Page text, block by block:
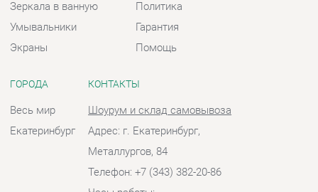
Металлургов, 84
Телефон: +7 (343) 382-20-86
Часы работы:
Отправить сообщение
© 2009-2026 Ванная-Екатеринбург